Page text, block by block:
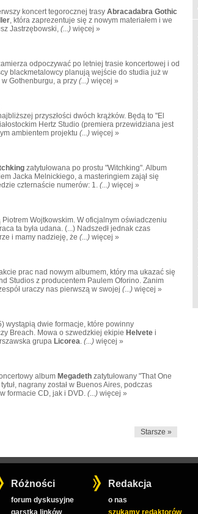
koncert tegorocznej trasy Abracadabra Gothic
, która zaprezentuje się z nowym materiałem i we
Jastrzębowski, (...) więcej »
odpoczywać po letniej trasie koncertowej i od
blackmetalowcy planują wejście do studia już w
Gothenburgu, a przy (...) więcej »
przyszłości dwóch krążków. Będą to "El
Hertz Studio (premiera przewidziana jest
ambientem projektu (...) więcej »
zatytułowana po prostu "Witchking". Album
Jacka Melnickiego, a masteringiem zajął się
czternaście numerów: 1. (...) więcej »
Piotrem Wojtkowskim. W oficjalnym oświadczeniu
ta była udana. (...) Nadszedł jednak czas
i mamy nadzieję, że (...) więcej »
prac nad nowym albumem, który ma ukazać się
Studios z producentem Paulem Oforino. Zanim
uraczy nas pierwszą w swojej (...) więcej »
wystąpią dwie formacje, które powinny
Breach. Mowa o szwedzkiej ekipie Helvete i
grupa Licorea. (...) więcej »
album Megadeth zatytułowany "That One
nagrany został w Buenos Aires, podczas
formacie CD, jak i DVD. (...) więcej »
Starsze »
Różności
forum dyskusyjne
garstka linków
Redakcja
o nas
szukamy redaktorów